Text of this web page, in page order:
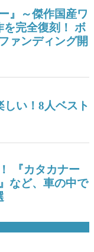
』～傑作国産ワ
を完全復刻！ ボ
ァンディング開
しい！8人ベスト
『カタカナー
など、車の中で